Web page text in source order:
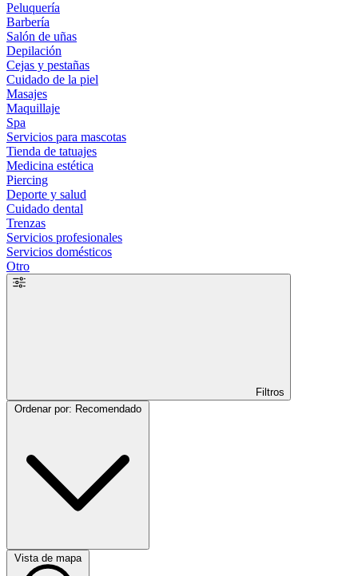
Peluquería
Barbería
Salón de uñas
Depilación
Cejas y pestañas
Cuidado de la piel
Masajes
Maquillaje
Spa
Servicios para mascotas
Tienda de tatuajes
Medicina estética
Piercing
Deporte y salud
Cuidado dental
Trenzas
Servicios profesionales
Servicios domésticos
Otro
Filtros
Vista de mapa